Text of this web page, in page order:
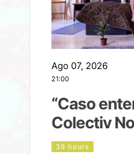
Ago 07, 2026
21:00
“Caso
Colectiv
39 hours